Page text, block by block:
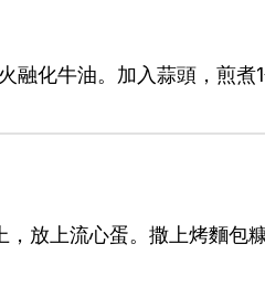
融化牛油。加入蒜頭，煎
，放上流心蛋。撒上烤麵包